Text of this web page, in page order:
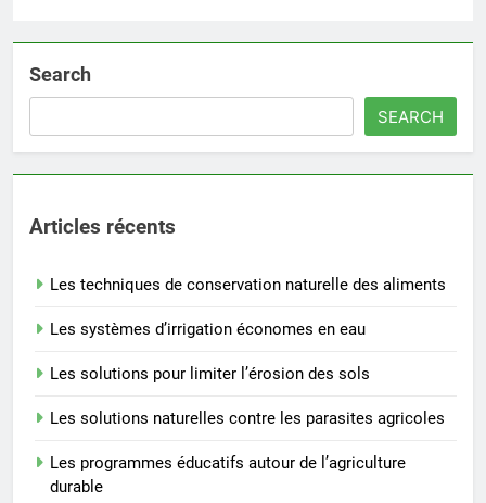
Search
SEARCH
Articles récents
Les techniques de conservation naturelle des aliments
Les systèmes d’irrigation économes en eau
Les solutions pour limiter l’érosion des sols
Les solutions naturelles contre les parasites agricoles
Les programmes éducatifs autour de l’agriculture
durable